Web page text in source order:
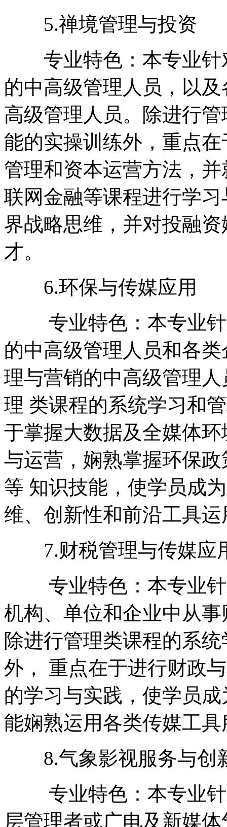
5.禅境管理与投资
专业特色：本专业针
的中高级管理人员，以
高级管理人员。除进行
能的实操训练外，重点
管理和资本运营方法，
联网金融等课程进行学
界战略思维，并对投融
才。
6.环保与传媒应用
专业特色：本专业针
的中高级管理人员和各
理与营销的中高级管理
理 类课程的系统学习和
于掌握大数据及全媒体
与运营，娴熟掌握环保
等 知识技能，使学员成
维、创新性和前沿工具
7.财税管理与传媒应
专业特色：本专业针
机构、单位和企业中从
除进行管理类课程的系
外， 重点在于进行财政
的学习与实践，使学员
能娴熟运用各类传媒工
8.气象影视服务与创
专业特色：本专业针
层管理者或广电及新媒